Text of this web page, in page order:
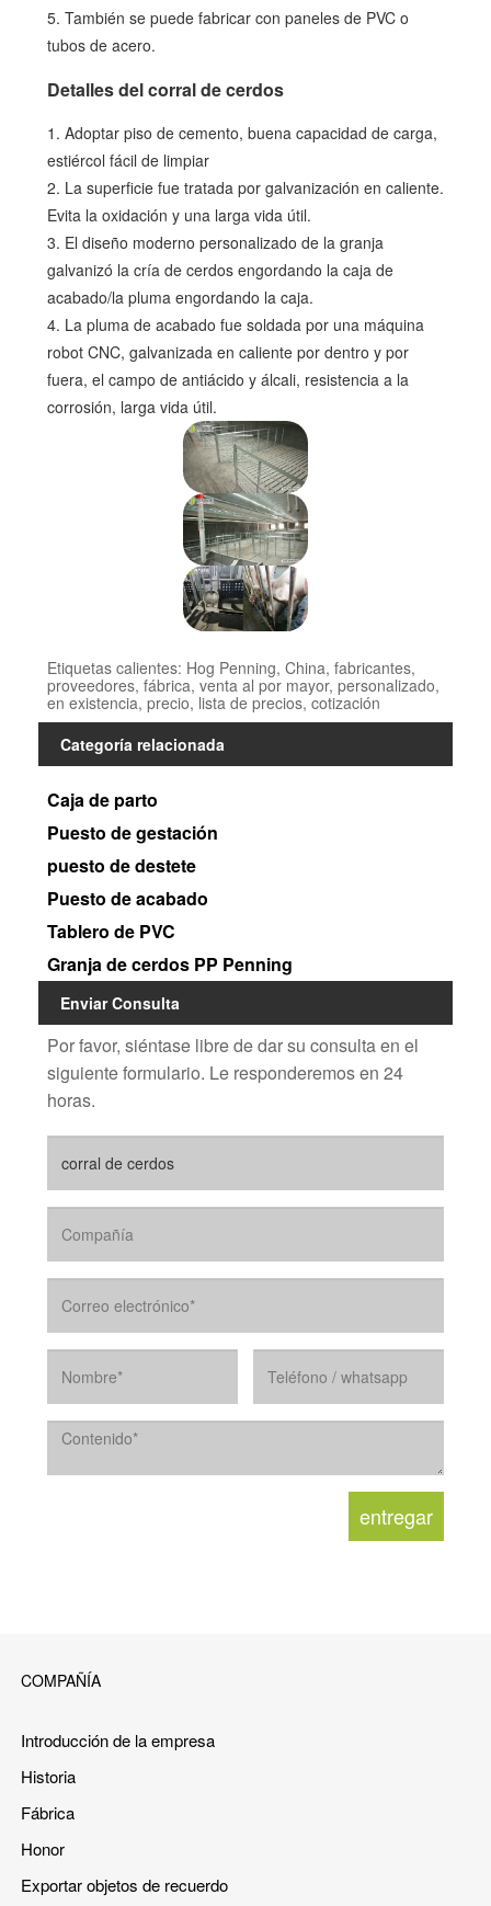
5. También se puede fabricar con paneles de PVC o
tubos de acero.
Detalles del corral de cerdos
1. Adoptar piso de cemento, buena capacidad de carga,
estiércol fácil de limpiar
2. La superficie fue tratada por galvanización en caliente.
Evita la oxidación y una larga vida útil.
3. El diseño moderno personalizado de la granja
galvanizó la cría de cerdos engordando la caja de
acabado/la pluma engordando la caja.
4. La pluma de acabado fue soldada por una máquina
robot CNC, galvanizada en caliente por dentro y por
fuera, el campo de antiácido y álcali, resistencia a la
corrosión, larga vida útil.
Etiquetas calientes: Hog Penning, China, fabricantes,
proveedores, fábrica, venta al por mayor, personalizado,
en existencia, precio, lista de precios, cotización
Categoría relacionada
Caja de parto
Puesto de gestación
puesto de destete
Puesto de acabado
Tablero de PVC
Granja de cerdos PP Penning
Enviar Consulta
Por favor, siéntase libre de dar su consulta en el
siguiente formulario. Le responderemos en 24
horas.
COMPAÑÍA
Introducción de la empresa
Historia
Fábrica
Honor
Exportar objetos de recuerdo